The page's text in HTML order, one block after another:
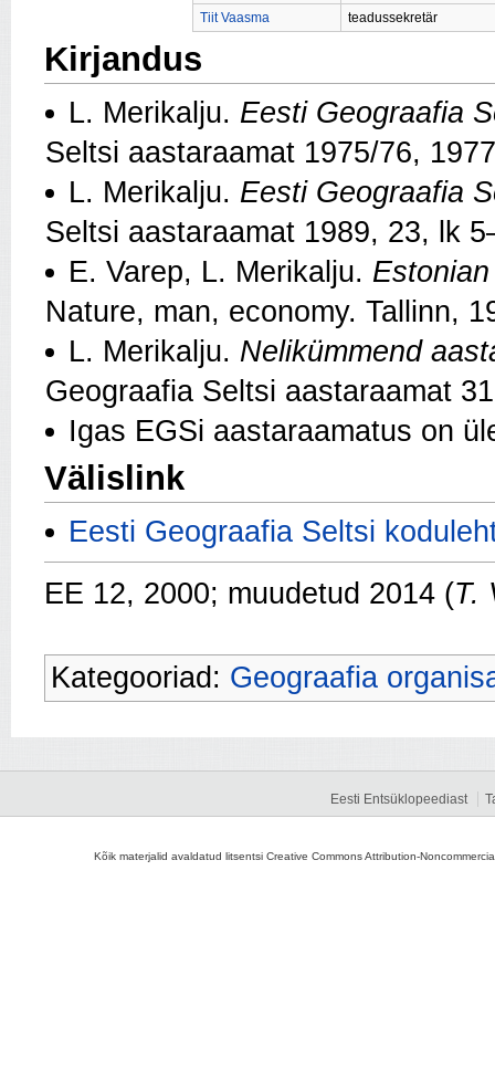
Tiit Vaasma
teadussekretär
Kirjandus
L. Merikalju. Eesti Geograafia
Seltsi aastaraamat 1975/76,
L. Merikalju. Eesti Geograafia
Seltsi aastaraamat 1989, 23, lk
E. Varep, L. Merikalju.
Nature, man, economy. Tallinn,
L. Merikalju. Nelikümmend
Geograafia Seltsi aastaraamat
Igas EGSi aastaraamatus on
Välislink
Eesti Geograafia Seltsi
EE 12, 2000; muudetud 2014 (T.
Kategooriad: Geograafia
Eesti Entsüklopeediast
Kõik materjalid avaldatud litsentsi Creative Commons Attribution-